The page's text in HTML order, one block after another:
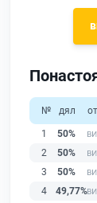
№ дял
1
50%
2
50%
3
50%
4
49,77%